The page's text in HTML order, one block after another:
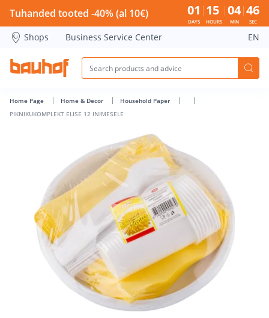
PIKNIKUKOMPLEKT ELISE 12 INIMESELE - Bauhof has loaded
Tuhanded tooted -40% (al 10€) 01
DAYS
15
HOURS
04
MIN
46
SEC
Shops Business Service Center EN
Home Page Home & Decor
Household Paper
PIKNIKUKOMPLEKT ELISE 12 INIMESELE